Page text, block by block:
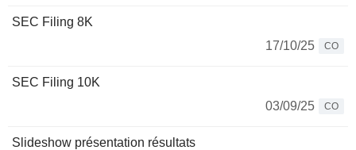
SEC Filing 8K
17/10/25
CO
SEC Filing 10K
03/09/25
CO
Slideshow présentation résultats